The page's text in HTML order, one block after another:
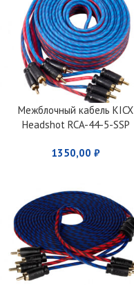
Межблочный кабель KICX
Headshot RCA-44-5-SSP
1350,00 ₽